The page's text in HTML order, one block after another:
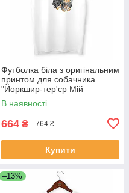
Футболка біла з оригінальним
принтом для собачника
"Йоркшир-тер'єр Мій
найкращий друг" Push IT
В наявності
664 ₴ 764 ₴
Купити
–13%